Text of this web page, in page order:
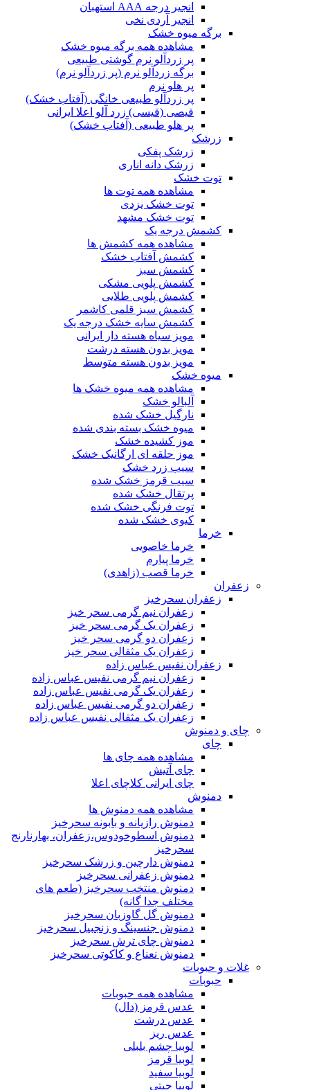
انجیر درجه AAA استهبان
انجیر آردی نخی
برگه میوه خشک
مشاهده همه برگه میوه خشک
پر زردآلو نرم گوشتی طبیعی
برگه زردآلو نرم (پر زردآلو نرم)
پر هلو نرم
پر زردآلو طبیعی خانگی (آفتاب خشک)
قیصی (قیسی) زرد آلو اعلا ایرانی
پر هلو طبیعی (آفتاب خشک)
زرشک
زرشک پفکی
زرشک دانه اناری
توت خشک
مشاهده همه توت ها
توت خشک یزدی
توت خشک مشهد
کشمش درجه یک
مشاهده همه کشمش ها
کشمش آفتاب خشک
کشمش سبز
کشمش پلویی مشکی
کشمش پلویی طلایی
کشمش سبز قلمی کاشمر
کشمش سایه خشک درجه یک
مویز سیاه هسته دار ایرانی
مویز بدون هسته درشت
مویز بدون هسته متوسط
میوه خشک
مشاهده همه میوه خشک ها
آلبالو خشک
نارگیل خشک شده
میوه خشک بسته بندی شده
موز کشیده خشک
موز حلقه ای ارگانیک خشک
سیب زرد خشک
سیب قرمز خشک شده
پرتقال خشک شده
توت فرنگی خشک شده
کیوی خشک شده
خرما
خرما خاصویی
خرما پیارم
خرما قصب (زاهدی)
زعفران
زعفران سحرخیز
زعفران نیم گرمی سحر خیز
زعفران یک گرمی سحر خیز
زعفران دو گرمی سحر خیز
زعفران یک مثقالی سحر خیز
زعفران نفیس عباس زاده
زعفران نیم گرمی نفیس عباس زاده
زعفران یک گرمی نفیس عباس زاده
زعفران دو گرمی نفیس عباس زاده
زعفران یک مثقالی نفیس عباس زاده
چای و دمنوش
چای
مشاهده همه چای ها
چای آتیش
چای ایرانی کلاچای اعلا
دمنوش
مشاهده همه دمنوش ها
دمنوش رازیانه و بابونه سحرخیز
دمنوش اسطوخودوس،زعفران، بهارنارنج
سحرخیز
دمنوش دارچین و زرشک سحرخیز
دمنوش زعفرانی سحرخیز
دمنوش منتخب سحرخیز (طعم های
مختلف جدا گانه)
دمنوش گل گاوزبان سحرخیز
دمنوش جنسینگ و زنجبیل سحرخیز
دمنوش چای ترش سحرخیز
دمنوش نعناع و کاکوتی سحرخیز
غلات و حبوبات
حبوبات
مشاهده همه حبوبات
عدس قرمز (دال)
عدس درشت
عدس ریز
لوبیا چشم بلبلی
لوبیا قرمز
لوبیا سفید
لوبیا چیتی